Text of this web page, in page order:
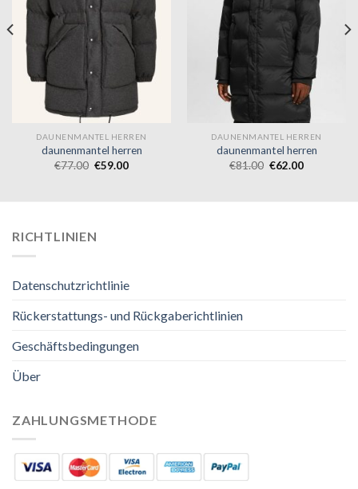
DAUNENMANTEL HERREN
daunenmantel herren
€77.00 €59.00
DAUNENMANTEL HERREN
daunenmantel herren
€81.00 €62.00
RICHTLINIEN
Datenschutzrichtlinie
Rückerstattungs- und Rückgaberichtlinien
Geschäftsbedingungen
Über
ZAHLUNGSMETHODE